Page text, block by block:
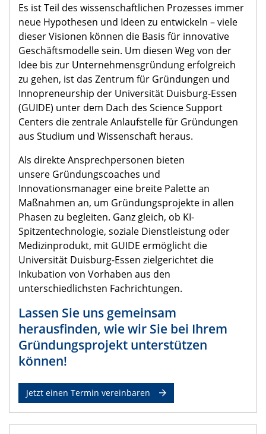
Es ist Teil des wissenschaftlichen Prozesses immer
neue Hypothesen und Ideen zu entwickeln – viele
dieser Visionen können die Basis für innovative
Geschäftsmodelle sein. Um diesen Weg von der
Idee bis zur Unternehmensgründung erfolgreich
zu gehen, ist das Zentrum für Gründungen und
Innopreneurship der Universität Duisburg-Essen
(GUIDE) unter dem Dach des Science Support
Centers die zentrale Anlaufstelle für Gründungen
aus Studium und Wissenschaft heraus.
Als direkte Ansprechpersonen bieten
unsere Gründungscoaches und
Innovationsmanager eine breite Palette an
Maßnahmen an, um Gründungsprojekte in allen
Phasen zu begleiten. Ganz gleich, ob KI-
Spitzentechnologie, soziale Dienstleistung oder
Medizinprodukt, mit GUIDE ermöglicht die
Universität Duisburg-Essen zielgerichtet die
Inkubation von Vorhaben aus den
unterschiedlichsten Fachrichtungen.
Lassen Sie uns gemeinsam
herausfinden, wie wir Sie bei Ihrem
Gründungsprojekt unterstützen
können!
Jetzt einen Termin vereinbaren